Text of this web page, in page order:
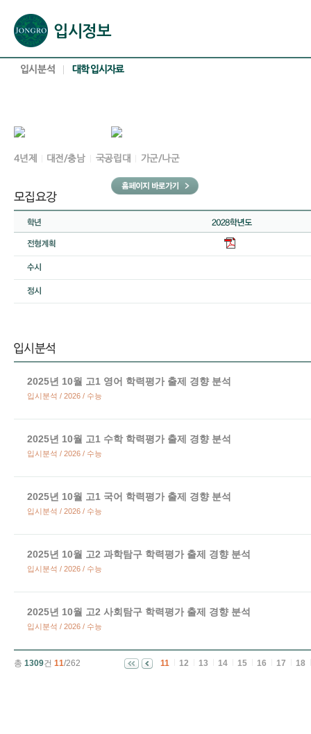
2025년 10월 고1 영어 학력평가 출제 경향 분석
입시분석 / 2026 / 수능
2025년 10월 고1 수학 학력평가 출제 경향 분석
입시분석 / 2026 / 수능
2025년 10월 고1 국어 학력평가 출제 경향 분석
입시분석 / 2026 / 수능
2025년 10월 고2 과학탐구 학력평가 출제 경향 분석
입시분석 / 2026 / 수능
2025년 10월 고2 사회탐구 학력평가 출제 경향 분석
입시분석 / 2026 / 수능
총 1309건 11/262 11 12 13 14 15 16 17 18